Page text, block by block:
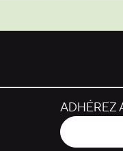
ADHÉREZ